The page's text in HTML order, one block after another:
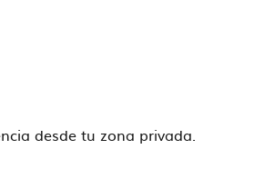
desde tu zona privada.